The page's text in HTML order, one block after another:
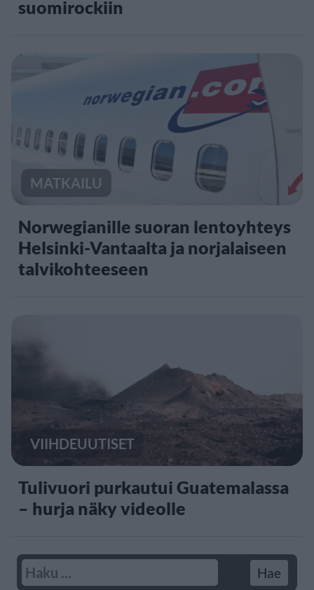
suomirockiin
MATKAILU
Norwegianille suoran lentoyhteys
Helsinki-Vantaalta ja norjalaiseen
talvikohteeseen
VIIHDEUUTISET
Tulivuori purkautui Guatemalassa
– hurja näky videolle